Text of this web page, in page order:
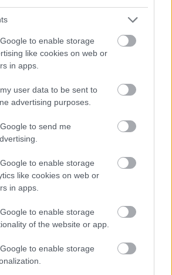
to enable storage
like cookies on web or
in apps.
user data to be sent to
advertising purposes.
to send me
to enable storage
like cookies on web or
in apps.
to enable storage
of the website or app.
to enable storage
helmut newton
ház hírek
rodchenko
dániel
photos
vadas ernő
werner bischof
vladimir birgus